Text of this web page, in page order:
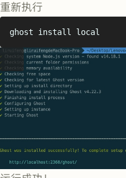
重新执行
ghost install local